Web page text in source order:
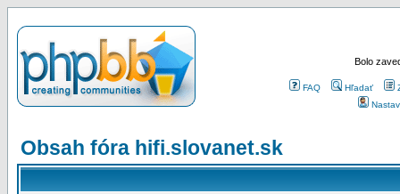
Bolo
FAQ Hľadať
Obsah fóra hifi.slovanet.sk